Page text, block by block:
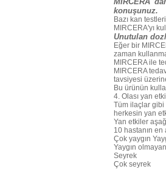
konuşunuz.
Bazı kan
MIRCERA'yı
Unutulan
Eğer bir
zaman
MIRCERA ile
MIRCERA
tavsiyesi
Bu ürünün
4. Olası yan
Tüm ilaçlar gibi
herkesin yan
Yan etkiler
10 hastanın
Çok yaygın
Yaygın olmayan
Seyrek
Çok seyrek